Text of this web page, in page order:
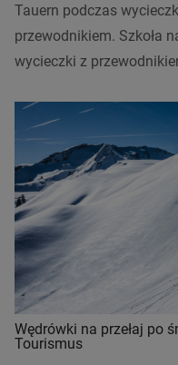
Tauern podczas
przewodnikiem. Szkoła
wycieczki z
Wędrówki na przełaj po
Tourismus